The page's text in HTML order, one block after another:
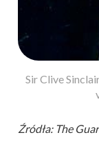
Sir Clive
Źródła: The